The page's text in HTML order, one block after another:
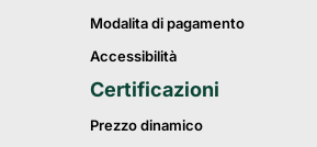
Modalita di pagamento
Accessibilità
Certificazioni
Prezzo dinamico